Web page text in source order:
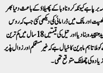
ہے کیونکہ کرونا وبا کے پھیلاؤ کے باعث دنیا بھر
مانگ میں ڈرامائی کمی دیکھی گئی جب کہ روس
اور سعودی عرب کے مابین قیمتوں کی جنگ نے اس بحران کو مزید پیچیدہ بنا دیا اور تیل کی قیمتیں 18 سال میں کم ترین
تاہم ماہرین کا خیال ہے کہ غیر مستحکم اور زوال پذیر